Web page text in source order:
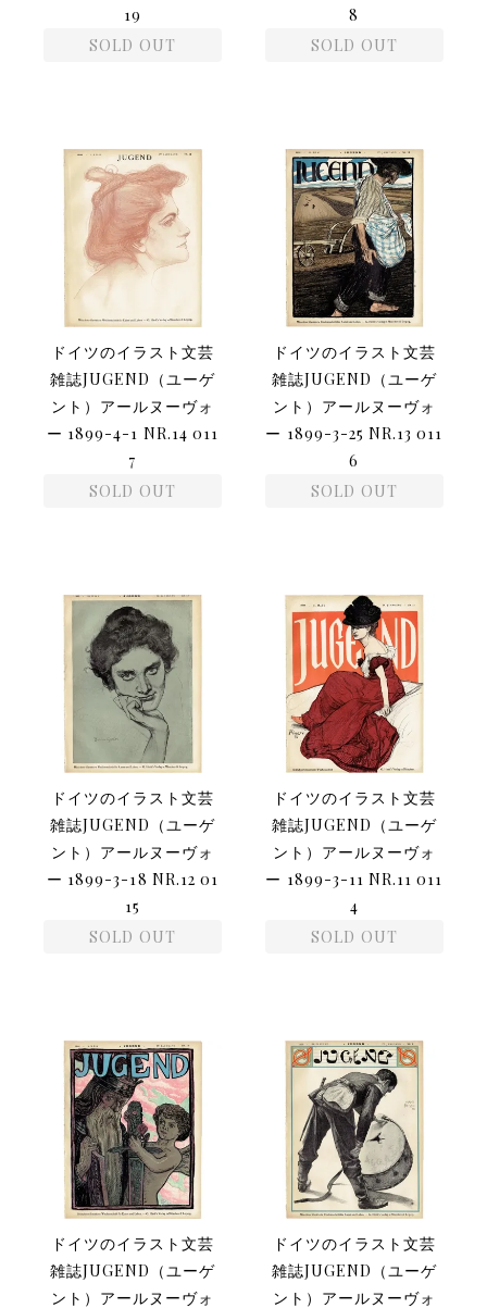
19
SOLD OUT
8
SOLD OUT
ドイツのイラスト文芸
雑誌JUGEND（ユーゲ
ント）アールヌーヴォ
ー 1899-4-1 NR.14 011
7
SOLD OUT
ドイツのイラスト文芸
雑誌JUGEND（ユーゲ
ント）アールヌーヴォ
ー 1899-3-25 NR.13 011
6
SOLD OUT
ドイツのイラスト文芸
雑誌JUGEND（ユーゲ
ント）アールヌーヴォ
ー 1899-3-18 NR.12 01
15
SOLD OUT
ドイツのイラスト文芸
雑誌JUGEND（ユーゲ
ント）アールヌーヴォ
ー 1899-3-11 NR.11 011
4
SOLD OUT
ドイツのイラスト文芸
雑誌JUGEND（ユーゲ
ント）アールヌーヴォ
ドイツのイラスト文芸
雑誌JUGEND（ユーゲ
ント）アールヌーヴォ